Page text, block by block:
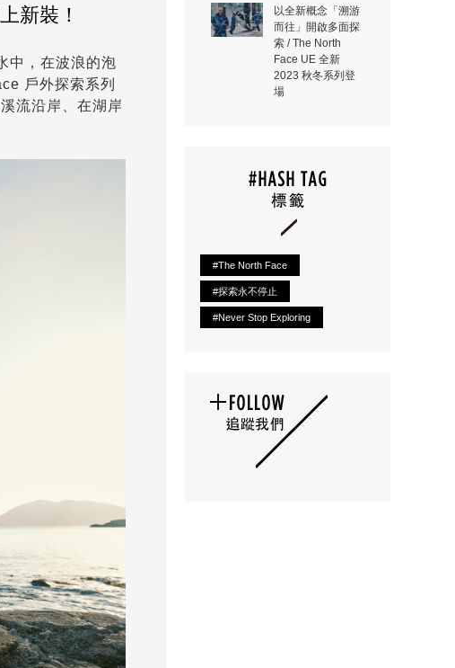
以全新概念「溯游
而往」開啟多面探
索 / The North
Face UE 全新
2023 秋冬系列登
場
#The North Face
#探索永不停止
#Never Stop Exploring
新裝！
中，在波浪的泡
戶外探索系列
流沿岸、在湖岸